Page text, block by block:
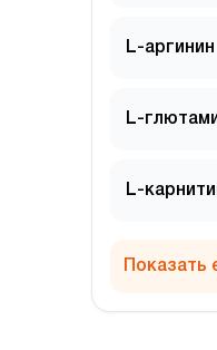
L-аргинин
L-
L-
Показать